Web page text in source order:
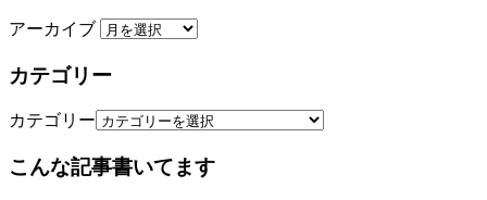
アーカイブ
カテゴリー
カテゴリー
こんな記事書いてます